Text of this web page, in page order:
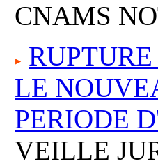
CNAMS
LE
PERIODE
VEILLE